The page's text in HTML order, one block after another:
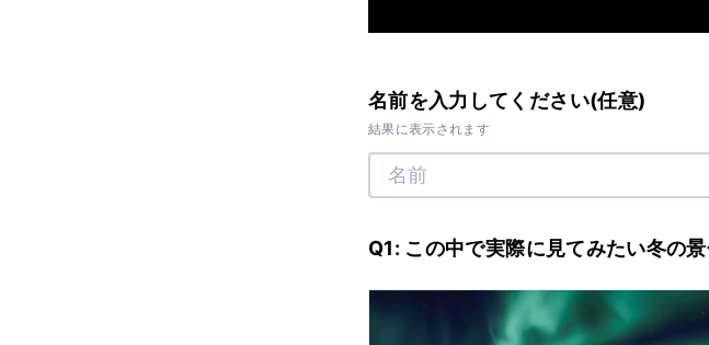
名前を入力してください(任意)
結果に表示されます
Q1: この中で実際に見てみたい冬の景